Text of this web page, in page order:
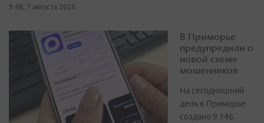
9:48, 7 августа 2026
В Приморье
предупредили о
новой схеме
мошенников
На сегодняшний
день в Приморье
создано 9 146